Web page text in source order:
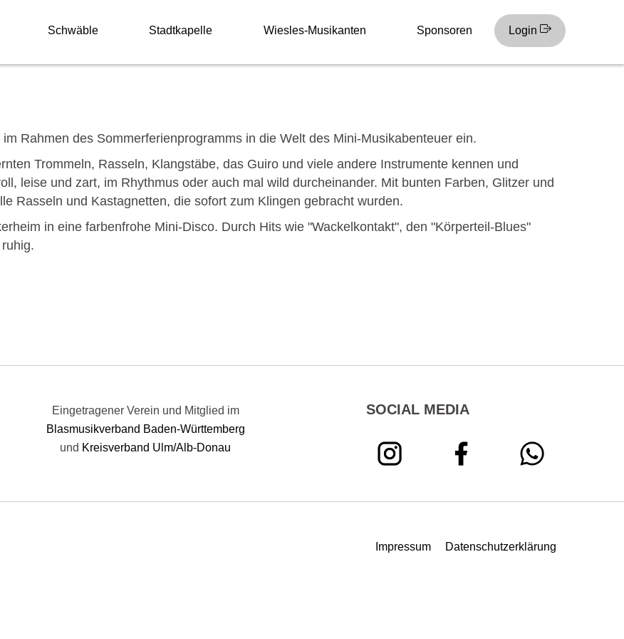
Schwäble Stadtkapelle Wiesles-Musikanten Sponsoren Login
Rahmen des Sommerferienprogramms in die Welt des Mini-Musikabenteuer ein.
Trommeln, Rasseln, Klangstäbe, das Guiro und viele andere Instrumente kennen und
leise und zart, im Rhythmus oder auch mal wild durcheinander. Mit bunten Farben, Glitzer und
Rasseln und Kastagnetten, die sofort zum Klingen gebracht wurden.
in eine farbenfrohe Mini-Disco. Durch Hits wie "Wackelkontakt", den "Körperteil-Blues"
Eingetragener Verein und Mitglied im
Blasmusikverband Baden-Württemberg
und Kreisverband Ulm/Alb-Donau
SOCIAL MEDIA
Impressum Datenschutzerklärung